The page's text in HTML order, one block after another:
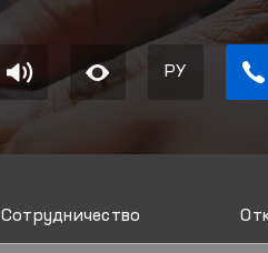
РУ
Сотрудничество